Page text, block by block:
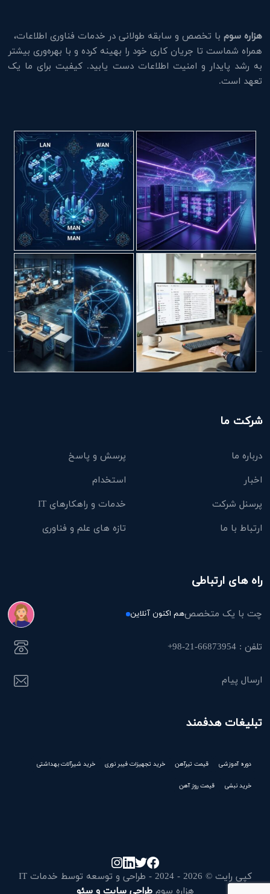
هزاره سوم با تخصص و سابقه طولانی در خدمات فناوری اطلاعات،
همراه شماست تا جریان کاری خود را بهینه کرده و با بهره‌وری بیشتر
به رشد پایدار و امنیت اطلاعات دست یابید. کیفیت برای ما یک
تعهد است.
شرکت ما
درباره ما
پرسش و پاسخ
اخبار
استخدام
پرسنل شرکت
خدمات و راهکارهای IT
ارتباط با ما
تازه های علم و فناوری
راه های ارتباطی
چت با یک متخصصهم اکنون آنلاین
تلفن : 66873954-21-98+
ارسال پیام
تبلیغات هدفمند
دوره آموزشی قیمت تیرآهن خرید تجهیزات فیبر نوری خرید شیرآلات بهداشتی
خرید نبشی قیمت روز آهن
کپی رایت © 2026 - 2024 - طراحی و توسعه توسط خدمات IT
هزاره سومطراحی سایت و سئو